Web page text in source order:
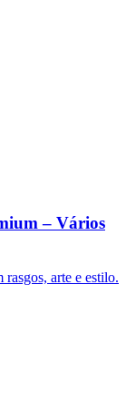
– Vários
rasgos, arte e estilo.